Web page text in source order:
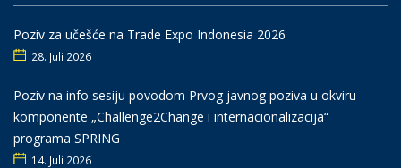
Poziv za učešće na Trade Expo Indonesia 2026
28. Juli 2026
Poziv na info sesiju povodom Prvog javnog poziva u okviru
komponente „Challenge2Change i internacionalizacija“
programa SPRING
14. Juli 2026